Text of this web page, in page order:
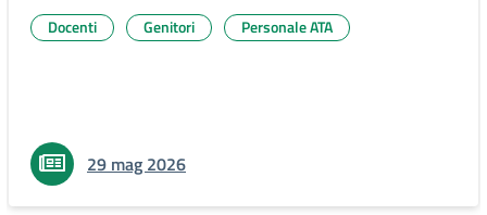
Docenti Genitori Personale ATA
29 mag 2026